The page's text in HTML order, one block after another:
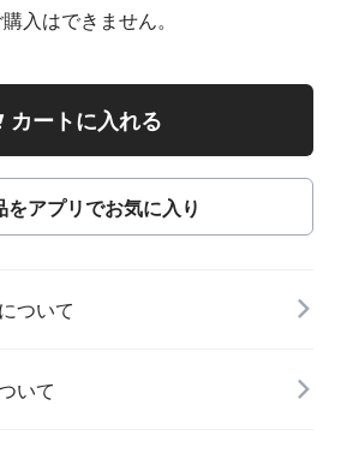
入はできません。
カートに入れる
をアプリでお気に入り
ついて
いて